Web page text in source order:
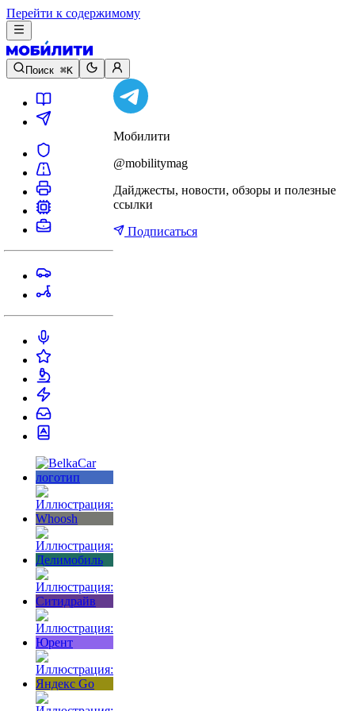
Перейти к содержимому
Поиск ⌘K
Мобилити
@mobilitymag
Дайджесты, новости, обзоры и полезные
ссылки
Подписаться